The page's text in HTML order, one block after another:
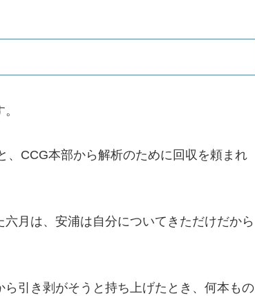
、CCG本部から解析のために回収を頼まれ
月は、安浦は自分についてきただけだから
引き剥がそうと持ち上げたとき、何本もの